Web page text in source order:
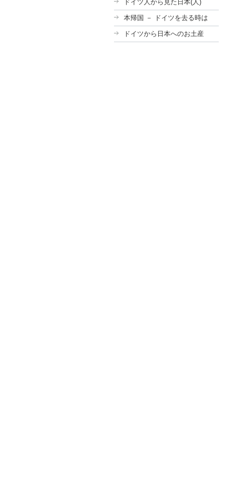
ドイツ人から見た日本(人)
本帰国 － ドイツを去る時は
ドイツから日本へのお土産